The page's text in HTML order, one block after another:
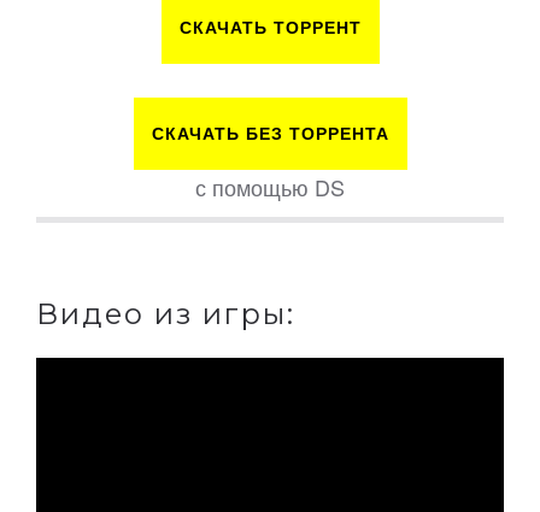
СКАЧАТЬ ТОРРЕНТ
СКАЧАТЬ БЕЗ ТОРРЕНТА
с помощью DS
Видео из игры: